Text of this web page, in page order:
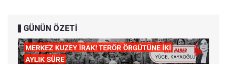
GÜNÜN ÖZETİ